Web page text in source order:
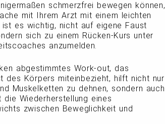
schmerzfrei bewegen können,
mit Ihrem Arzt mit einem leichten
ist es wichtig, nicht auf eigene Faust
sich zu einem Rücken-Kurs unter
anzumelden.
abgestimmtes Work-out, das
des Körpers miteinbezieht, hilft nicht nur
Muskelketten zu dehnen, sondern auch
Wiederherstellung eines
zwischen Beweglichkeit und